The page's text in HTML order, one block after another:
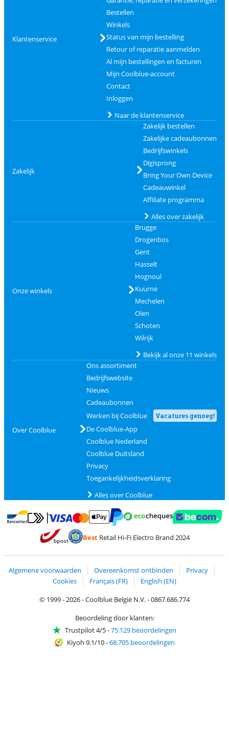
Klantenservice
Bestellen
Winkels
Status van mijn bestelling
Retour of reparatie aanmelden
Al mijn bestellingen en facturen
Mijn Coolblue-account
Contact
Inloggen
Naar de klantenservice
Zakelijk
Zakelijk bestellen
Zakelijke cadeaubonnen
Bedrijfswinkels
Digisprong
Bring Your Own Device
Cadeauwinkel
Affiliate programma
Alles over zakelijk
Onze winkels
Brugge
Drogenbos
Gent
Hasselt
Hognoul
Kuurne
Mechelen
Olen
Schoten
Wilrijk
Bekijk al onze 11 winkels
Over Coolblue
Ons assortiment
Bedrijfswebsite
Nieuws
Cadeaubonnen
Werken bij Coolblue
Vacatures genoeg!
De Coolblue-App
Coolblue Nederland
Coolblue Duitsland
Privacy
Toegankelijkheidsverklaring
Alles over Coolblue
Betalen met Bancontact
Betalen met MasterCard en Visa via ClickToPay
Betalen met PayPal
BestRetail Hi-Fi Electro Brand 2024
Algemene voorwaarden Overeenkomst ontbinden
Privacy
Cookies
Français (FR)
English (EN)
© 1999 - 2026 - Coolblue België N.V. - 0867.686.774
Beoordeling door klanten:
Trustpilot 4/5-75.129 beoordelingen
Kiyoh 9.1/10-68.705 beoordelingen